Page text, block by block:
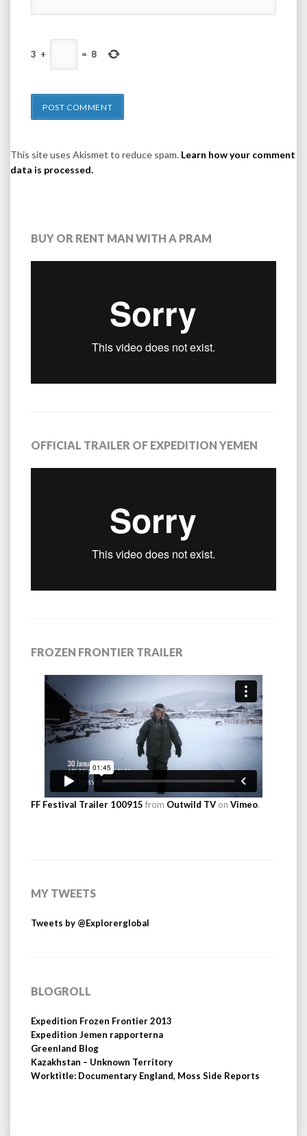
3 + = 8
This site uses Akismet to reduce spam. Learn how your comment
data is processed.
BUY OR RENT MAN WITH A PRAM
OFFICIAL TRAILER OF EXPEDITION YEMEN
FROZEN FRONTIER TRAILER
FF Festival Trailer 100915 from Outwild TV on Vimeo.
MY TWEETS
Tweets by @Explorerglobal
BLOGROLL
Expedition Frozen Frontier 2013
Expedition Jemen rapporterna
Greenland Blog
Kazakhstan – Unknown Territory
Worktitle: Documentary England, Moss Side Reports